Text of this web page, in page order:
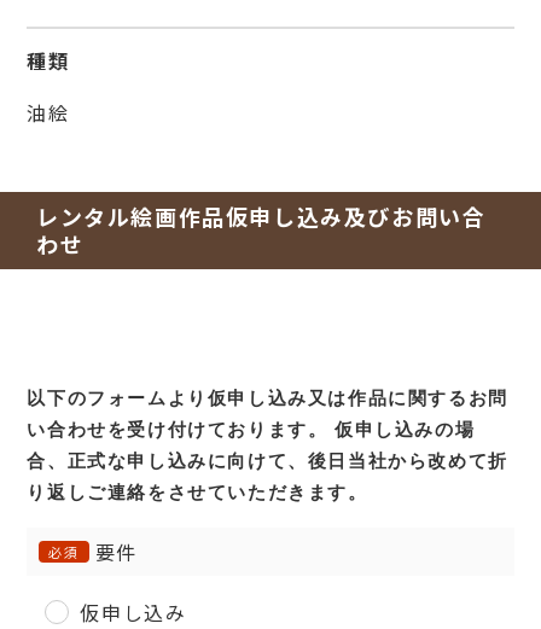
種類
油絵
レンタル絵画作品仮申し込み及びお問い合
わせ
以下のフォームより仮申し込み又は作品に関するお問
い合わせを受け付けております。
仮申し込みの場
合、正式な申し込みに向けて、後日当社から改めて折
り返しご連絡をさせていただきます。
必須 要件
仮申し込み